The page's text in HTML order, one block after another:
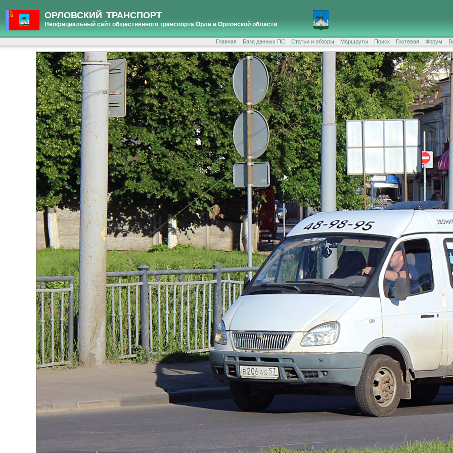
ОРЛОВСКИЙ ТРАНСПОРТ
Неофициальный сайт общественного транспорта Орла и Орловской области
Главная База данных ПС Статьи и обзоры Маршруты Поиск Гостевая Форум